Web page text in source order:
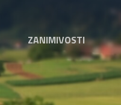
ZANIMIVOSTI